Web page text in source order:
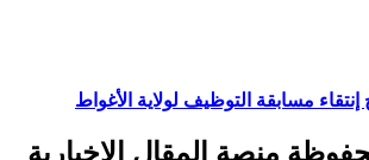
مسابقة التوظيف لولاية الأغواط
منصة المقال الإخبارية